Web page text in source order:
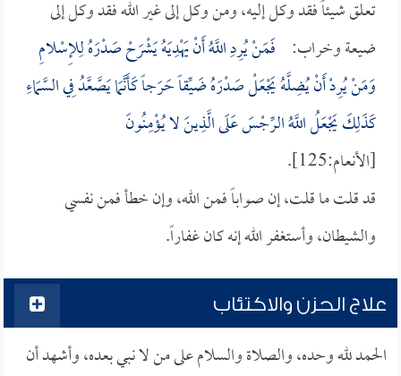
تعلق شيئاً فقد وكل إليه، ومن وكل إلى غير الله فقد وكل إلى
ضيعة وخراب: فَمَنْ يُرِدِ اللَّهُ أَنْ يَهْدِيَهُ يَشْرَحْ صَدْرَهُ لِلإِسْلامِ
وَمَنْ يُرِدْ أَنْ يُضِلَّهُ يَجْعَلْ صَدْرَهُ ضَيِّقاً حَرَجاً كَأَنَّمَا يَصَّعَّدُ فِي السَّمَاءِ
كَذَلِكَ يَجْعَلُ اللَّهُ الرِّجْسَ عَلَى الَّذِينَ لا يُؤْمِنُونَ
[الأنعام:125].
قد قلت ما قلت، إن صواباً فمن الله، وإن خطأ فمن نفسي
والشيطان، وأستغفر الله إنه كان غفاراً.
علاج الحزن والاكتئاب
الحمد لله وحده، والصلاة والسلام على من لا نبي بعده، وأشهد أن